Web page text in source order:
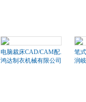
电脑裁床CAD/CAM配..
鸿达制衣机械有限公司
笔
润